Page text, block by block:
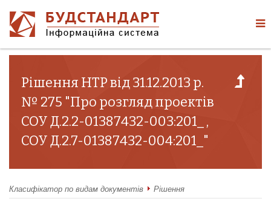
Рішення НТР від 31.12.2013 р.
№ 275 "Про розгляд проектів
СОУ Д.2.2-01387432-003:201_ ,
СОУ Д.2.7-01387432-004:201_"
Класифікатор по видам документів Рішення